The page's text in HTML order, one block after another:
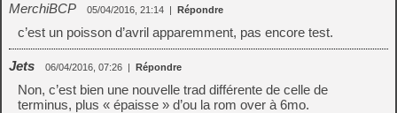
MerchiBCP 05/04/2016, 21:14 | Répondre
c’est un poisson d’avril apparemment, pas encore test.
Jets 06/04/2016, 07:26 | Répondre
Non, c’est bien une nouvelle trad différente de celle de
terminus, plus « épaisse » d’ou la rom over à 6mo.